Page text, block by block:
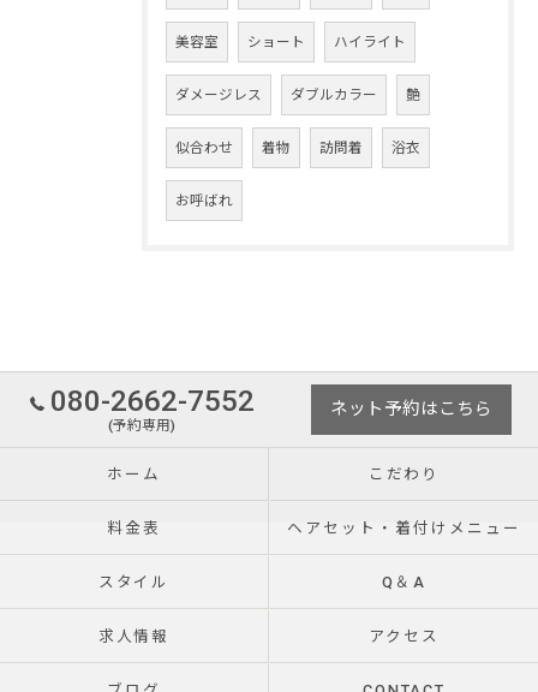
美容室 ショート ハイライト
ダメージレス ダブルカラー 艶
似合わせ 着物 訪問着 浴衣
お呼ばれ
080-2662-7552
(予約専用)
ネット予約はこちら
ホーム こだわり
料金表 ヘアセット・着付けメニュー
スタイル Q＆A
求人情報 アクセス